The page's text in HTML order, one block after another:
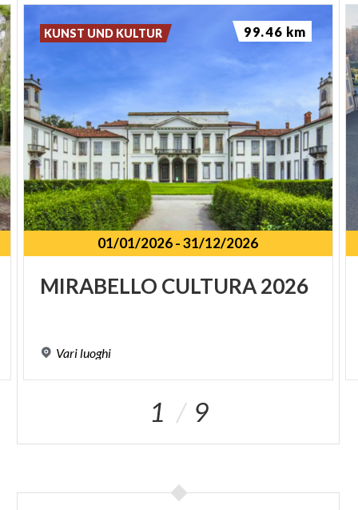
01/01/2026-31/12/2026
MIRABELLO CULTURA2026
Vari luoghi
KUNST UND KULTUR 99.46 km
1 9